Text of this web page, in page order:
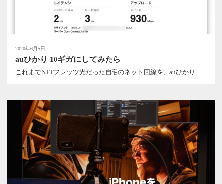
2020年6月5日
auひかり 10ギガにしてみたら
これまでNTTフレッツ光だった自宅のネット回線を、auひかり...